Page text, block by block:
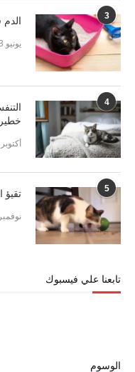
3
يونيو 13, 2020
4
أكتوبر 4, 2021
5 تقيؤ
نوفمبر 14, 2022
تابعنا علي فيسبوك
الوسوم